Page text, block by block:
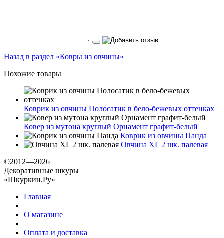
Назад в раздел «Ковры из овчины»
Похожие товары
Коврик из овчины Полосатик в бело-бежевых оттенках
Ковер из мутона круглый Орнамент графит-белый
Коврик из овчины Панда
Овчина XL 2 шк. палевая
©2012—2026
Декоративные шкуры
«Шкуркин.Ру»
Главная
О магазине
Оплата и доставка